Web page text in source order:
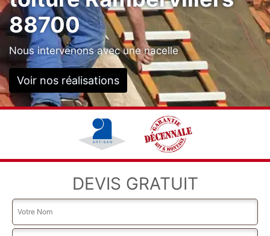
88700
Nous intervenons avec une nacelle
Voir nos réalisations
DEVIS GRATUIT